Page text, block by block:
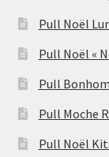
Pull Noël
Pull Noël «
Pull
Pull Moche
Pull Noël